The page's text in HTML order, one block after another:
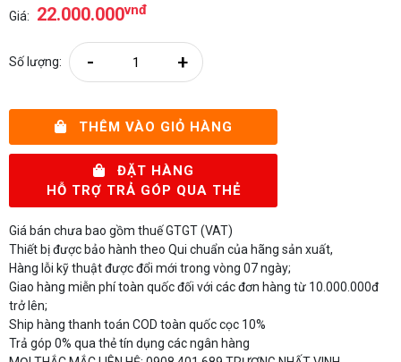
Giá: 22.000.000vnđ
Số lượng: - +
THÊM VÀO GIỎ HÀNG
ĐẶT HÀNG
HỖ TRỢ TRẢ GÓP QUA THẺ
Giá bán chưa bao gồm thuế GTGT (VAT)
Thiết bị được bảo hành theo Qui chuẩn của hãng sản xuất,
Hàng lỗi kỹ thuật được đổi mới trong vòng 07 ngày;
Giao hàng miễn phí toàn quốc đối với các đơn hàng từ 10.000.000đ
trở lên;
Ship hàng thanh toán COD toàn quốc cọc 10%
Trả góp 0% qua thẻ tín dụng các ngân hàng